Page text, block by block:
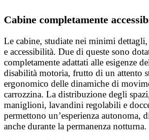
Cabine completamente
Le cabine, studiate nei minimi
e accessibilità. Due di queste sono
completamente adattati alle esigenze
disabilità motoria, frutto di un attento
ergonomico delle dinamiche di
carrozzina. La distribuzione degli
maniglioni, lavandini regolabili e
permettono un’esperienza autonoma,
anche durante la permanenza notturna.